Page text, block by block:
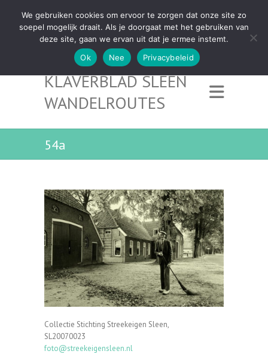
KLAVERBLAD SLEEN
WANDELROUTES
54a
Collectie Stichting Streekeigen Sleen,
SL20070023
foto@streekeigensleen.nl
We gebruiken cookies om ervoor te zorgen dat onze site zo
soepel mogelijk draait. Als je doorgaat met het gebruiken van
deze site, gaan we ervan uit dat je ermee instemt.
Ok
Nee Privacybeleid